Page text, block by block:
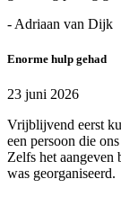
- Adriaan van Dijk
Enorme hulp gehad
23 juni 2026
Vrijblijvend eerst
een persoon die
Zelfs het aangeven
was georganiseerd.